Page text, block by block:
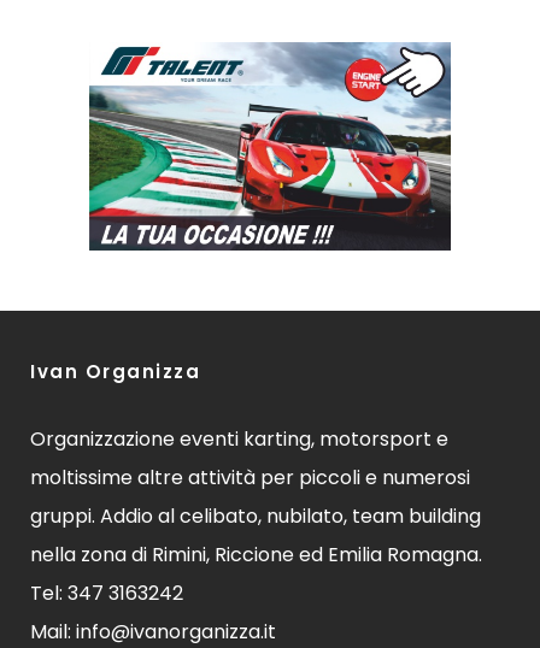
Ivan Organizza
Organizzazione eventi karting, motorsport e
moltissime altre attività per piccoli e numerosi
gruppi. Addio al celibato, nubilato, team building
nella zona di Rimini, Riccione ed Emilia Romagna.
Tel: 347 3163242
Mail: info@ivanorganizza.it